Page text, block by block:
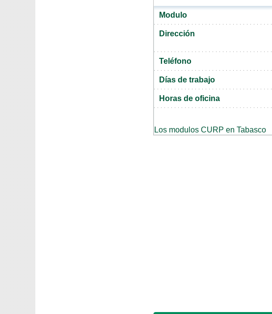
Modulo
Dirección
Teléfono
Días de trabajo
Horas de oficina
Los modulos CURP en Tabasco